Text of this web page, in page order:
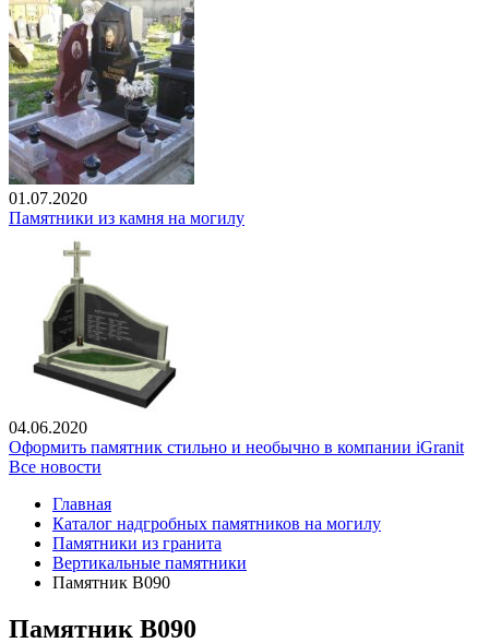
01.07.2020
Памятники из камня на могилу
04.06.2020
Оформить памятник стильно и необычно в компании iGranit
Все новости
Главная
Каталог надгробных памятников на могилу
Памятники из гранита
Вертикальные памятники
Памятник В090
Памятник В090